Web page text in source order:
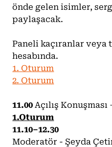
önde gelen isimler,
paylaşacak.
Paneli kaçıranlar veya
hesabında.
1. Oturum
2. Oturum
11.00 Açılış
1.Oturum
11.10–12.30
Moderatör - Şeyda